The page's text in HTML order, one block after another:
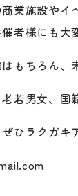
業施設や
者様にも大
もちろん、
若男女、国
ひラクガキ